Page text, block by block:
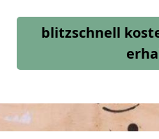
blitzschnell